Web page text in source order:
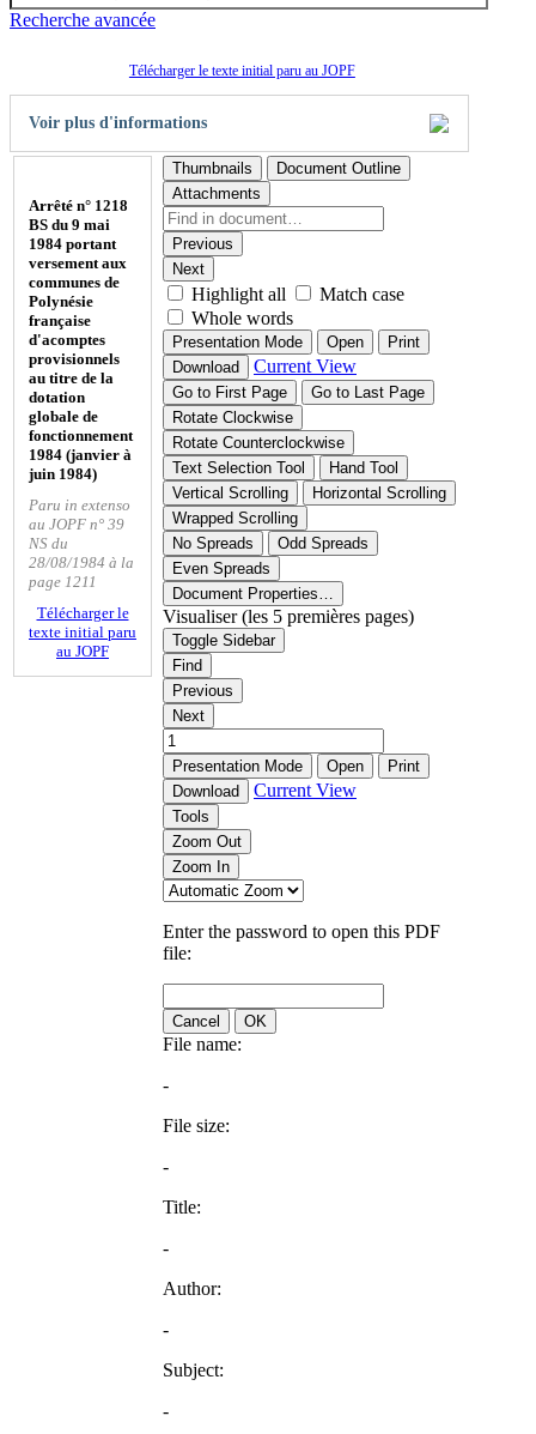
Recherche avancée
Télécharger le texte initial paru au JOPF
Voir plus d'informations
Arrêté n° 1218
BS du 9 mai
1984 portant
versement aux
communes de
Polynésie
française
d'acomptes
provisionnels
au titre de la
dotation
globale de
fonctionnement
1984 (janvier à
juin 1984)
Paru in extenso
au JOPF n° 39
NS du
28/08/1984 à la
page 1211
Télécharger le
texte initial paru
au JOPF
Thumbnails
Document Outline
Attachments
Previous
Next
Highlight all
Match case
Whole words
Presentation Mode Open
Print
Download
Current View
Go to First Page
Go to Last Page
Rotate Clockwise
Rotate Counterclockwise
Text Selection Tool
Hand Tool
Vertical Scrolling
Horizontal Scrolling
Wrapped Scrolling
No Spreads
Odd Spreads
Even Spreads
Document Properties…
Visualiser (les 5 premières pages)
Toggle Sidebar
Find
Previous
Next
Presentation Mode Open
Print
Download
Current View
Tools
Zoom Out
Zoom In
Enter the password to open this PDF
file:
Cancel OK
File name:
-
File size:
-
Title:
-
Author:
-
Subject:
-